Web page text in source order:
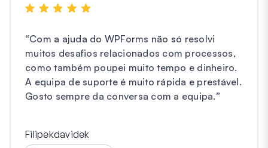
“Com a ajuda do WPForms não só resolvi
muitos desafios relacionados com processos,
como também poupei muito tempo e dinheiro.
A equipa de suporte é muito rápida e prestável.
Gosto sempre da conversa com a equipa.”
Filipekdavidek